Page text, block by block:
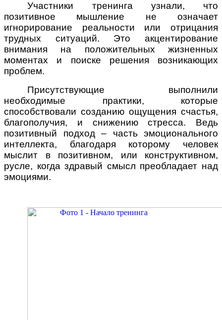
Участники тренинга узнали, что
позитивное мышление не означает
игнорирование реальности или отрицания
трудных ситуаций. Это акцентирование
внимания на положительных жизненных
моментах и поиске решения возникающих
проблем.
Присутствующие выполнили
необходимые практики, которые
способствовали созданию ощущения счастья,
благополучия, и снижению стресса. Ведь
позитивный подход – часть эмоционального
интеллекта, благодаря которому человек
мыслит в позитивном, или конструктивном,
русле, когда здравый смысл преобладает над
эмоциями.